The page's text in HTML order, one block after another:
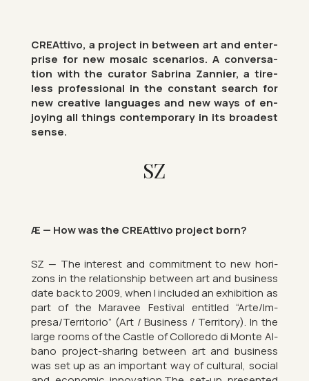
CRE­At­tivo, a pro­ject in between art and en­ter­
prise for new mo­saic scen­arios. A con­ver­sa­
tion with the cur­ator Sab­rina Zan­nier, a tire­
less pro­fes­sional in the con­stant search for
new cre­at­ive lan­guages and new ways of en­
joy­ing all things con­tem­por­ary in its broad­est
sense.
SZ
Æ — How was the CRE­At­tivo pro­ject born?
SZ — The in­terest and com­mit­ment to new ho­ri­
zons in the re­la­tion­ship between art and busi­ness
date back to 2009, when I in­cluded an ex­hib­i­tion as
part of the Mara­vee Fest­ival en­titled “Arte/Im­
presa/Ter­ritorio” (Art / Busi­ness / Ter­rit­ory). In the
large rooms of the Castle of Col­loredo di Monte Al­
bano pro­ject-shar­ing between art and busi­ness
was set up as an im­port­ant way of cul­tural, so­cial